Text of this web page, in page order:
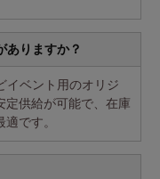
ありますか？
イベント用のオリジ
定供給が可能で、在庫
です。